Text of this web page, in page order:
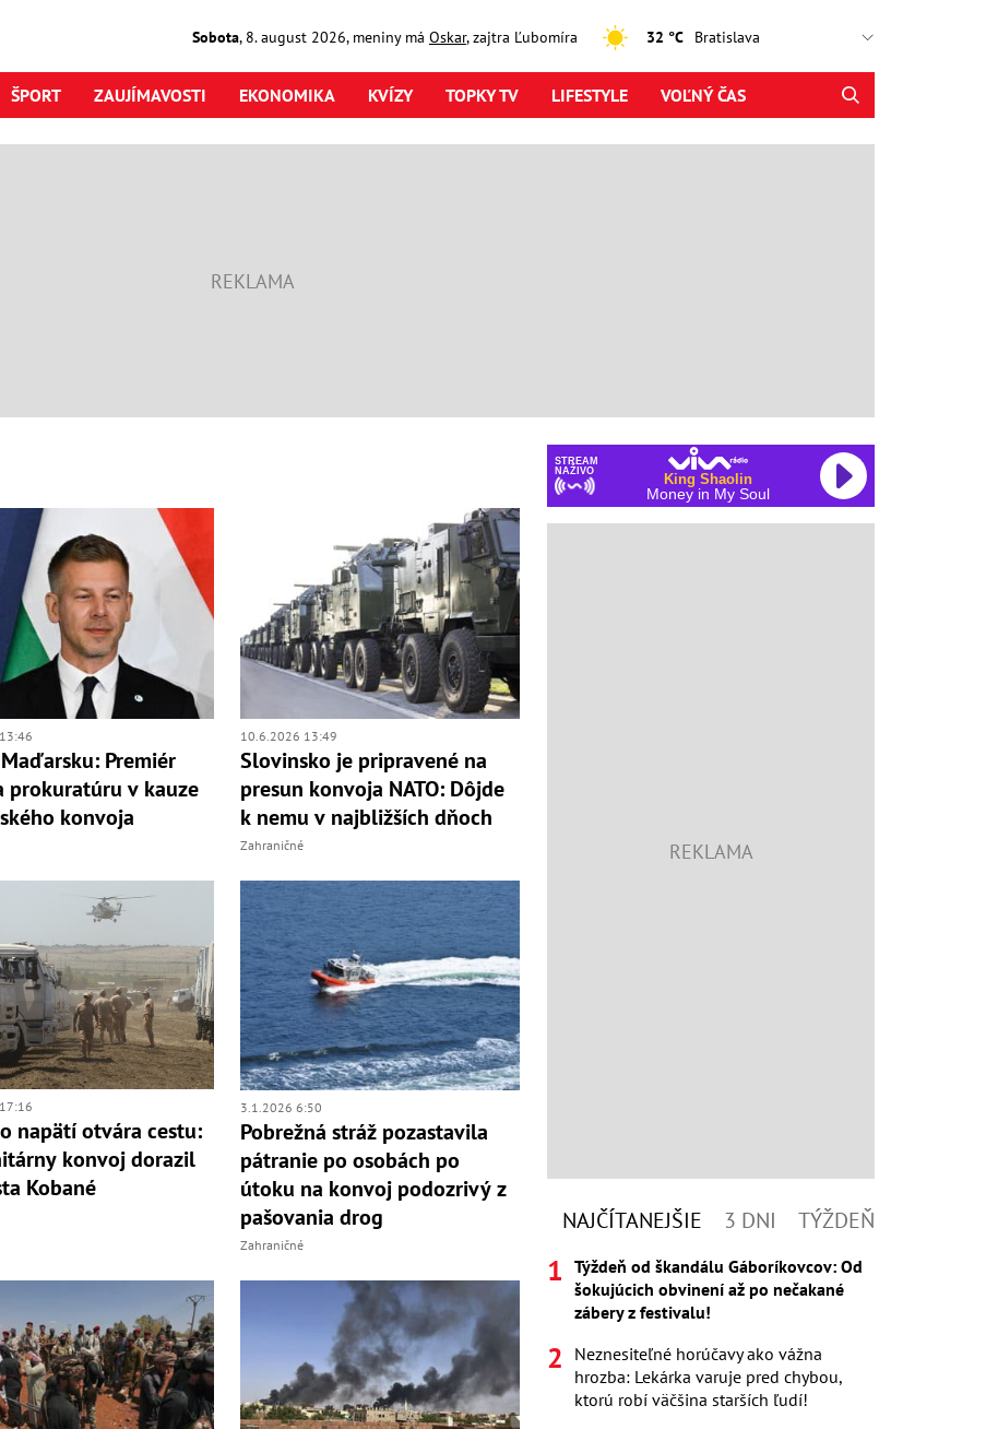
Sobota, 8. august2026, meniny má Oskar, zajtra Ľubomíra 32 °C
ŠPORT ZAUJÍMAVOSTI EKONOMIKA KVÍZY TOPKY TV LIFESTYLE VOĽNÝ ČAS
Premiér
prokuratúru v kauze
konvoja
10.6.2026 13:49
Slovinsko je pripravené na
presun konvoja NATO: Dôjde
k nemu v najbližších dňoch
Zahraničné
napätí otvára cestu:
konvoj dorazil
Kobané
3.1.2026 6:50
Pobrežná stráž pozastavila
pátranie po osobách po
útoku na konvoj podozrivý z
pašovania drog
Zahraničné
STREAM
NAŽIVO
King Shaolin
Money in My Soul
NAJČÍTANEJŠIE 3 DNI TÝŽDEŇ
Týždeň od škandálu Gáboríkovcov: Od
šokujúcich obvinení až po nečakané
zábery z festivalu!
Neznesiteľné horúčavy ako vážna
hrozba: Lekárka varuje pred chybou,
ktorú robí väčšina starších ľudí!